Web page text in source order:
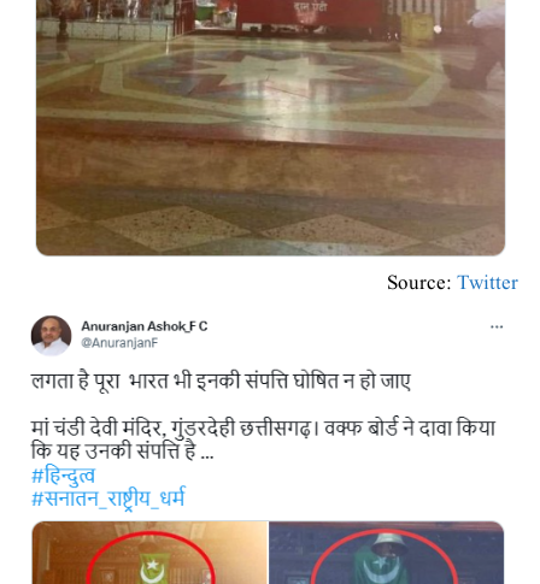
Source: Twitter